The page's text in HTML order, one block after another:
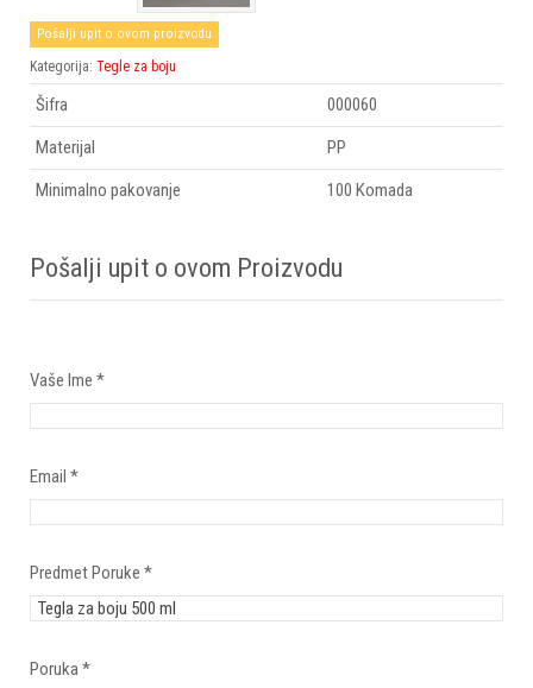
Pošalji upit o ovom proizvodu
Kategorija: Tegle za boju
Šifra
000060
Materijal
PP
Minimalno pakovanje
100 Komada
Pošalji upit o ovom Proizvodu
Vaše Ime *
Email *
Predmet Poruke *
Poruka *